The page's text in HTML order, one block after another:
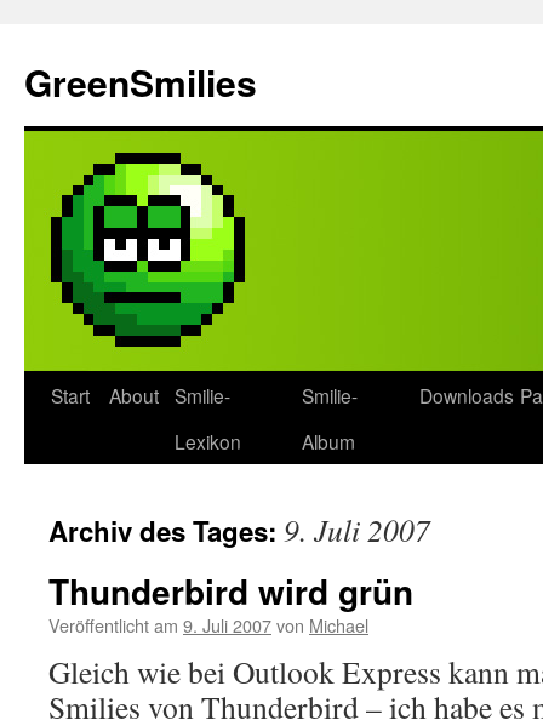
springen
GreenSmilies
Start About Smilie-
Lexikon
Smilie-
Album
Downloads
Archiv des Tages: 9. Juli 2007
Thunderbird wird grün
Veröffentlicht am 9. Juli 2007von Michael
Gleich wie bei Outlook Express kann
Smilies von Thunderbird – ich habe es